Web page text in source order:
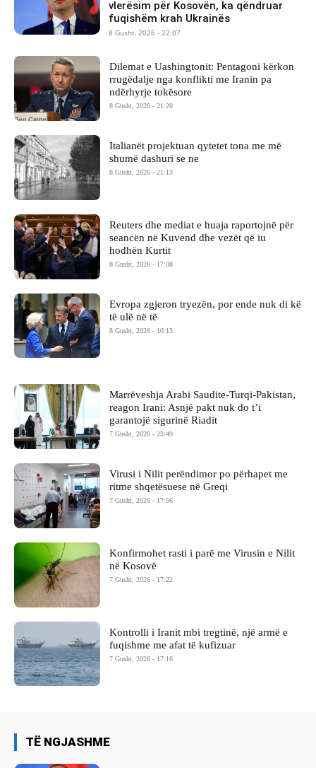
vlerësim për Kosovën, ka qëndruar
fuqishëm krah Ukrainës
8 Gusht, 2026 - 22:07
Dilemat e Uashingtonit: Pentagoni kërkon
rrugëdalje nga konflikti me Iranin pa
ndërhyrje tokësore
8 Gusht, 2026 - 21:20
Italianët projektuan qytetet tona me më
shumë dashuri se ne
8 Gusht, 2026 - 21:13
Reuters dhe mediat e huaja raportojnë për
seancën në Kuvend dhe vezët që iu
hodhën Kurtit
8 Gusht, 2026 - 17:08
Evropa zgjeron tryezën, por ende nuk di kë
të ulë në të
8 Gusht, 2026 - 10:13
Marrëveshja Arabi Saudite-Turqi-Pakistan,
reagon Irani: Asnjë pakt nuk do t’i
garantojë sigurinë Riadit
7 Gusht, 2026 - 23:49
Virusi i Nilit perëndimor po përhapet me
ritme shqetësuese në Greqi
7 Gusht, 2026 - 17:56
Konfirmohet rasti i parë me Virusin e Nilit
në Kosovë
7 Gusht, 2026 - 17:22
Kontrolli i Iranit mbi tregtinë, një armë e
fuqishme me afat të kufizuar
7 Gusht, 2026 - 17:16
TË NGJASHME